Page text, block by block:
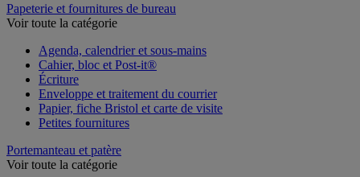
Papeterie et fournitures de bureau
Voir toute la catégorie
Agenda, calendrier et sous-mains
Cahier, bloc et Post-it®
Écriture
Enveloppe et traitement du courrier
Papier, fiche Bristol et carte de visite
Petites fournitures
Portemanteau et patère
Voir toute la catégorie